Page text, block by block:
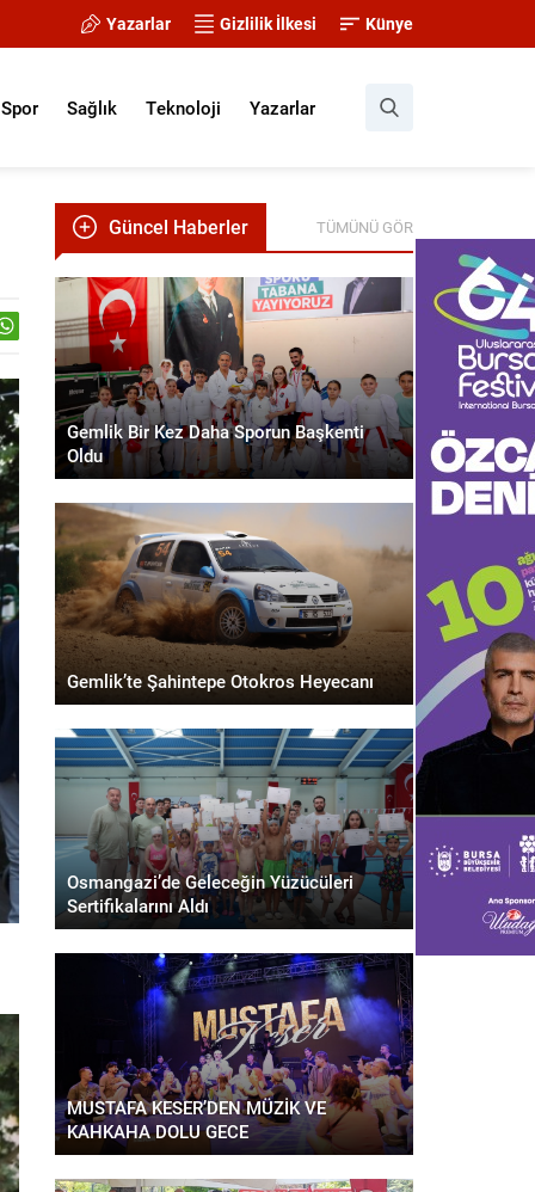
Yazarlar Gizlilik İlkesi Künye
Spor Sağlık Teknoloji Yazarlar
Güncel Haberler TÜMÜNÜ GÖR
Gemlik Bir Kez Daha Sporun Başkenti
Oldu
Gemlik’te Şahintepe Otokros Heyecanı
Osmangazi’de Geleceğin Yüzücüleri
Sertifikalarını Aldı
MUSTAFA KESER’DEN MÜZİK VE
KAHKAHA DOLU GECE